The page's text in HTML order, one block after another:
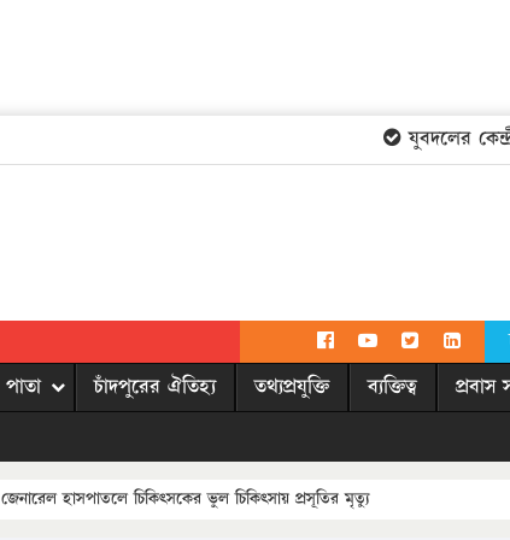
যুবদলের কেন্দ্রীয়
চাঁদপুরের ঐতিহ্য তথ্যপ্রযুক্তি ব্যক্তিত্ব প্রবাস
হাসপাতলে চিকিৎসকের ভুল চিকিৎসায় প্রসূতির মৃত্যু